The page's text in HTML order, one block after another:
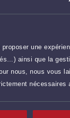
une
ainsi que la
nous, nous vous
nécessaires
faire
RDV